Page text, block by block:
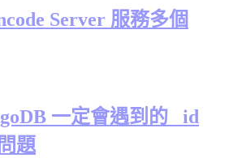
Server 服務多個
一定會遇到的 _id
題